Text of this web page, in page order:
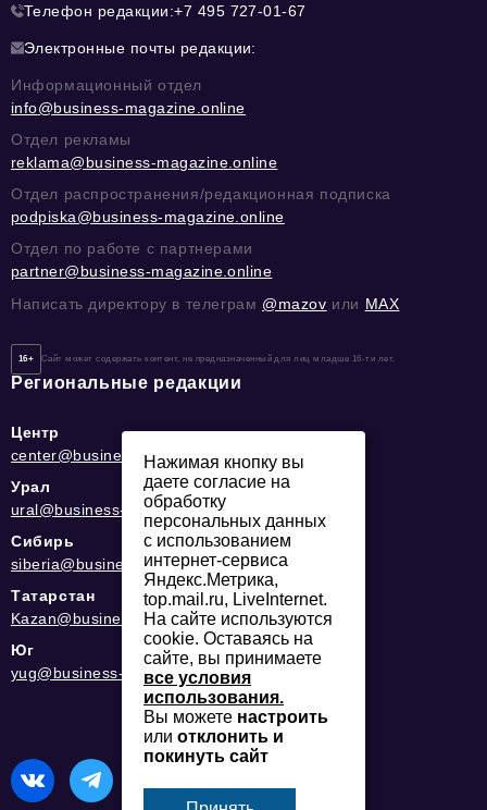
Телефон редакции:+7 495 727-01-67
Электронные почты редакции:
Информационный отдел
info@business-magazine.online
Отдел рекламы
reklama@business-magazine.online
Отдел распространения/редакционная подписка
podpiska@business-magazine.online
Отдел по работе с партнерами
partner@business-magazine.online
Написать директору в телеграм @mazov или MAX
16+ Сайт может содержать контент, не предназначенный для лиц младше 16-ти лет.
Региональные редакции
Центр
center@business-magazine.online
Урал
ural@business-magazine.online
Сибирь
siberia@business-magazine.online
Татарстан
Kazan@business-magazine.online
Юг
yug@business-magazine.online
Нажимая кнопку вы
даете согласие на
обработку
персональных данных
с использованием
интернет-сервиса
Яндекс.Метрика,
top.mail.ru, LiveInternet.
На сайте используются
cookie. Оставаясь на
сайте, вы принимаете
все условия
использования.
Вы можете настроить
или отклонить и
покинуть сайт